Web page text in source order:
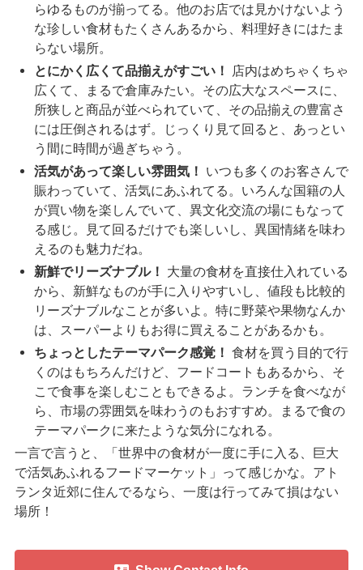
らゆるものが揃ってる。他のお店では見かけないよう
な珍しい食材もたくさんあるから、料理好きにはたま
らない場所。
とにかく広くて品揃えがすごい！
店内はめちゃくちゃ
広くて、まるで倉庫みたい。その広大なスペースに、
所狭しと商品が並べられていて、その品揃えの豊富さ
には圧倒されるはず。じっくり見て回ると、あっとい
う間に時間が過ぎちゃう。
活気があって楽しい雰囲気！
いつも多くのお客さんで
賑わっていて、活気にあふれてる。いろんな国籍の人
が買い物を楽しんでいて、異文化交流の場にもなって
る感じ。見て回るだけでも楽しいし、異国情緒を味わ
えるのも魅力だね。
新鮮でリーズナブル！
大量の食材を直接仕入れている
から、新鮮なものが手に入りやすいし、値段も比較的
リーズナブルなことが多いよ。特に野菜や果物なんか
は、スーパーよりもお得に買えることがあるかも。
ちょっとしたテーマパーク感覚！ 食材を買う目的で行
くのはもちろんだけど、フードコートもあるから、そ
こで食事を楽しむこともできるよ。ランチを食べなが
ら、市場の雰囲気を味わうのもおすすめ。まるで食の
テーマパークに来たような気分になれる。
一言で言うと、「世界中の食材が一度に手に入る、巨大
で活気あふれるフードマーケット」って感じかな。アト
ランタ近郊に住んでるなら、一度は行ってみて損はない
場所！